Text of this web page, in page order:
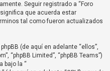
Seguir registrado a “Foro
que acuerda estar
tal como fueron actualizados
(de aquí en adelante “ellos”,
“phpBB Limited”, “phpBB Teams”)
bajo la “